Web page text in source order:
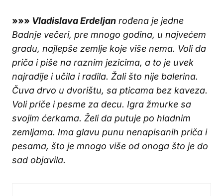
»»» Vladislava Erdeljan rođena je jedne
Badnje večeri, pre mnogo godina, u najvećem
gradu, najlepše zemlje koje više nema. Voli da
priča i piše na raznim jezicima, a to je uvek
najradije i učila i radila. Žali što nije balerina.
Čuva drvo u dvorištu, sa pticama bez kaveza.
Voli priče i pesme za decu. Igra žmurke sa
svojim ćerkama. Želi da putuje po hladnim
zemljama. Ima glavu punu nenapisanih priča i
pesama, što je mnogo više od onoga što je do
sad objavila.